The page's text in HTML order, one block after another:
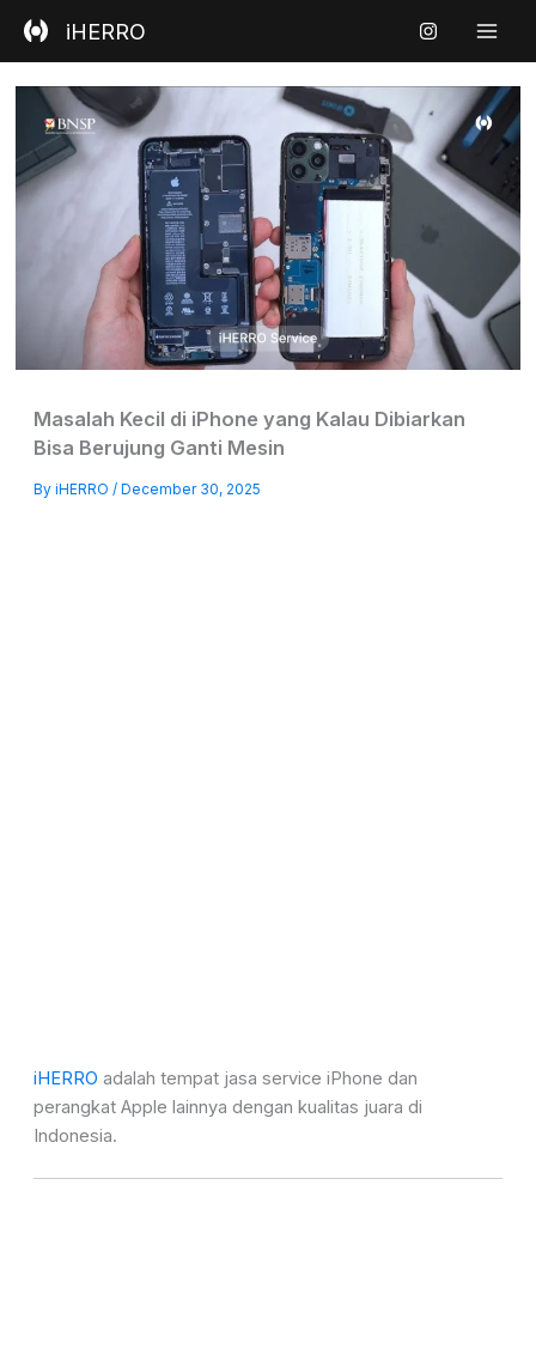
iHERRO
Masalah Kecil di iPhone yang Kalau Dibiarkan
Bisa Berujung Ganti Mesin
By iHERRO / December 30, 2025
iHERRO adalah tempat jasa service iPhone dan
perangkat Apple lainnya dengan kualitas juara di
Indonesia.